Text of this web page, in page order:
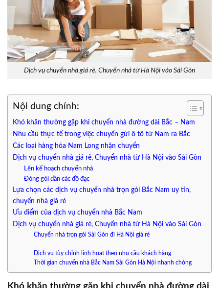
Dịch vụ chuyển nhà giá rẻ, Chuyển nhà từ Hà Nội vào Sài Gòn
Nội dung chính:
Khó khăn thường gặp khi chuyển nhà đường dài Bắc – Nam
Nhu cầu thực tế trong việc chuyển gửi ô tô từ Nam ra Bắc
Các loại hàng hóa Nam Long nhận chuyển
Dịch vụ chuyển nhà giá rẻ, Chuyển nhà từ Hà Nội vào Sài Gòn
Lên kế hoạch chuyển nhà
Đóng gói dần các đồ đạc
Lựa chọn các dịch vụ chuyển nhà trọn gói Bắc Nam uy tín,
chuyển nhà giá rẻ
Ưu điểm của dịch vụ chuyển nhà Bắc Nam
Dịch vụ chuyển nhà giá rẻ, Chuyển nhà từ Hà Nội vào Sài Gòn
Chuyển nhà trọn gói Sài Gòn đi Hà Nội giá rẻ
Dịch vụ tùy chỉnh linh hoạt theo nhu cầu khách hàng
Thời gian chuyển nhà Bắc Nam Sài Gòn Hà Nội nhanh chóng